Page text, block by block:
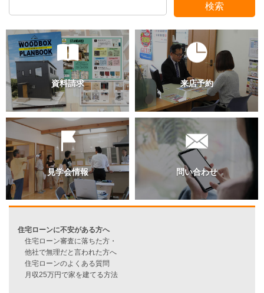
過去のブログ（月別）
検索